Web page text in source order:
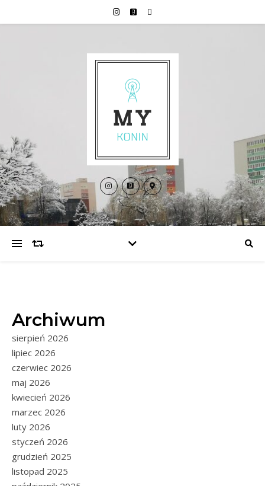
Archiwum
sierpień 2026
lipiec 2026
czerwiec 2026
maj 2026
kwiecień 2026
marzec 2026
luty 2026
styczeń 2026
grudzień 2025
listopad 2025